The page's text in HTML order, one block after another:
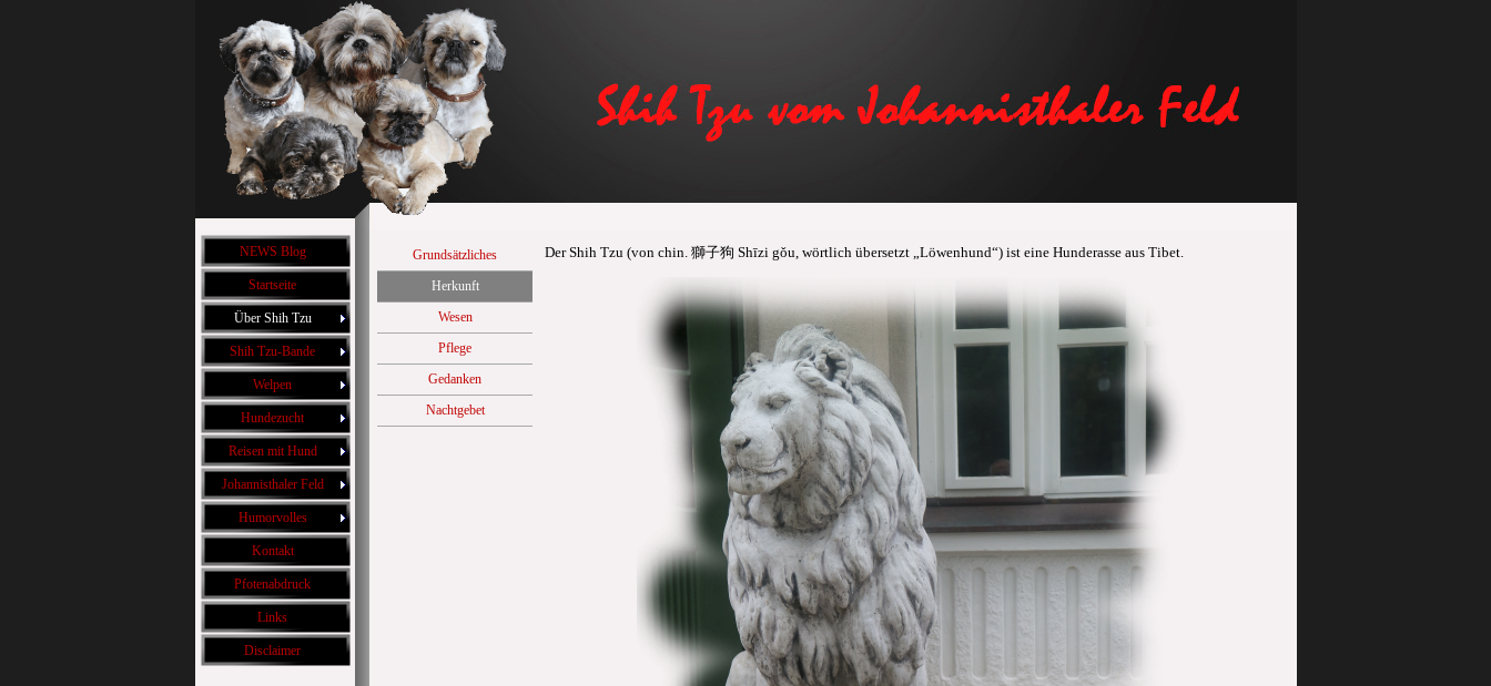
NEWS Blog
Startseite
Über Shih Tzu
Shih Tzu-Bande
Welpen
Hundezucht
Reisen mit Hund
Johannisthaler Feld
Humorvolles
Kontakt
Pfotenabdruck
Links
Disclaimer
Grundsätzliches
Herkunft
Wesen
Pflege
Gedanken
Nachtgebet
Der Shih Tzu (von chin. 獅子狗 Shīzi gǒu, wörtlich übersetzt „Löwenhund“) ist eine Hunderasse aus Tibet.